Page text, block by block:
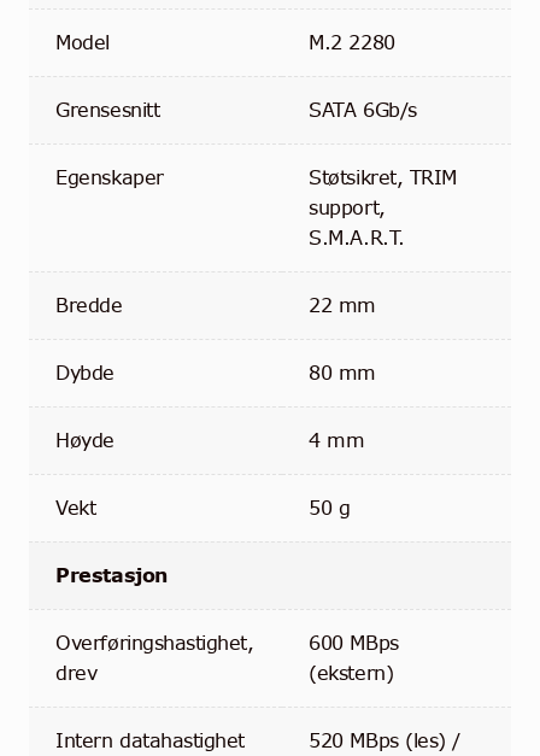
Model M.2 2280
Grensesnitt SATA 6Gb/s
Egenskaper
Støtsikret, TRIM
support,
S.M.A.R.T.
Bredde 22 mm
Dybde 80 mm
Høyde 4 mm
Vekt 50 g
Prestasjon
Overføringshastighet,
drev
600 MBps
(ekstern)
Intern datahastighet
520 MBps (les) /